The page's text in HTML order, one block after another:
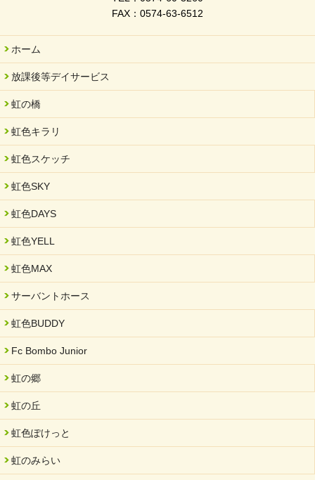
FAX：0574-63-6512
ホーム
放課後等デイサービス
虹の橋
虹色キラリ
虹色スケッチ
虹色SKY
虹色DAYS
虹色YELL
虹色MAX
サーバントホース
虹色BUDDY
Fc Bombo Junior
虹の郷
虹の丘
虹色ぽけっと
虹のみらい